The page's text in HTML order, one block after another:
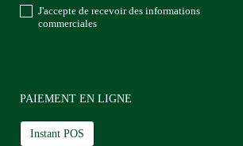
J'accepte de recevoir des informations
commerciales
PAIEMENT EN LIGNE
Instant POS